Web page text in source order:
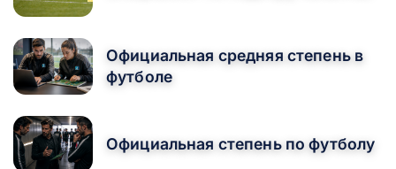
Официальная средняя степень в
футболе
Официальная степень по футболу